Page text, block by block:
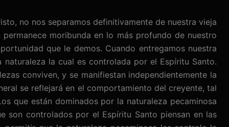
no nos separamos definitivamente de nuestra vieja
moribunda en lo más profundo de nuestro
que le demos. Cuando entregamos nuestra
la cual es controlada por el Espíritu Santo.
conviven, y se manifiestan independientemente la
se reflejará en el comportamiento del creyente, tal
que están dominados por la naturaleza pecaminosa
son controlados por el Espíritu Santo piensan en las